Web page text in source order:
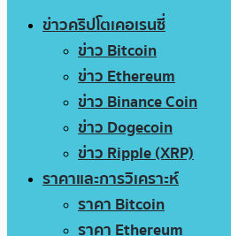
ข่าวคริปโตเคอเรนซี่
ข่าว Bitcoin
ข่าว Ethereum
ข่าว Binance Coin
ข่าว Dogecoin
ข่าว Ripple (XRP)
ราคาและการวิเคราะห์
ราคา Bitcoin
ราคา Ethereum